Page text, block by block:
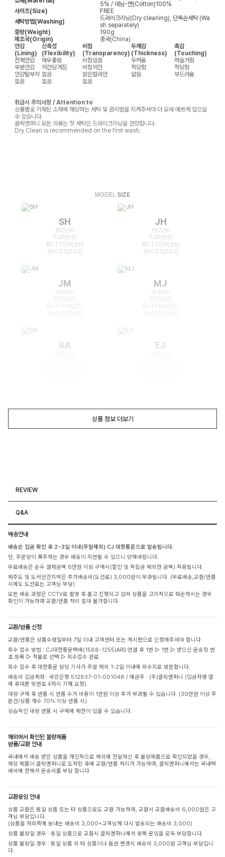
5% / 데님-면(Cotton)100%
사이즈(Size)
FREE
세탁방법(Washing)
드라이크리닝(Dry cleaning), 단독손세탁 (Wa
sh separately)
중량(Weight)
190g
제조국(Origin)
중국(China)
안감
(Lining)
신축성
(Flexibility)
비침
(Transparency)
두께감
(Thickness)
촉감
(Touching)
전체안감
매우좋음 비침있음 두꺼움
까슬거림
부분안감
약간당겨짐 비침약간 적당함
적당함
안감탈부착 없음 밝은칼라만 얇음
부드러움
없음
없음 없음
취급시 주의사항 / Attention to
상품별로 기재된 소재에 해당하는 세탁 및 관리법을 지켜주셔야 더 오래 예쁘게 입으실
수 있습니다.
클릭앤퍼니 모든 의류는 첫 세탁은 드라이크리닝을 권장합니다.
Dry Clean is recommended on the first wash.
MODEL SIZE
SH
163cm
TOP(55)
BOTTOM(26)
SHOES(240)
JH
167cm
TOP(55)
BOTTOM(26)
SHOES(240)
JM
166cm
TOP(55)
BOTTOM(25)
MJ
164cm
TOP(55)
BOTTOM(26)
SA EJ
상품 정보 더보기
REVIEW
Q&A
배송안내
배송은 입금 확인 후 2~3일 이내(주말제외) CJ 대한통운으로 발송됩니다.
단, 주문량이 폭주하는 경우 배송이 지연될 수 있으니 양해바랍니다.
무료배송은 순수 결제금액 6만원 이상 구매시(할인 및 적립금 제외한 금액) 적용됩니다.
제주도 및 도서산간지역은 추가배송비(도선료) 3,000원이 부과됩니다. (무료배송,교환/반품
시에도 도선료는 고객님 부담)
모든 배송 과정은 CCTV로 촬영 후 출고 진행되고 있어 상품을 고의적으로 훼손하시는 경우
확인이 가능하며 교환/반품 처리 절대 불가합니다.
교환/반품 신청
교환/반품은 상품수령일부터 7일 이내 고객센터 또는 게시판으로 신청해주셔야 합니다.
회수 접수 방법 : CJ대한통운택배(1588-1255)ARS 연결 후 1번 ▷ 1번 ▷ 받으신 운송장 번
호 등록 ▷ 착불로 선택 ▷ 회수접수 완료
회수 접수 후 대한통운 담당 기사가 주말 제외 1-2일 이내에 회수지로 방문합니다.
배송비 입금계좌 : 국민은행 512637-01-001048 / 예금주 : (주)클릭앤퍼니 (입금자명 옆
에 휴대폰 뒷번호 4자리 기재 요청)
대량 구매 후 반품 시 반품 수거 비용이 1만원 이상 추가 부과될 수 있습니다. (30만원 이상 주
문건/상품 개수 70% 이상 반품 시)
상습적인 대량 반품 시 구매에 제한이 있을 수 있습니다.
해외에서 확인된 불량제품
반품/교환 안내
국내에서 배송 받은 상품을 개인적으로 해외에 전달하신 후 불량제품으로 확인되었을 경우,
해당 제품이 클릭앤퍼니로 도착된 후에 교환/반품 처리가 가능하며, 클릭앤퍼니에서는 국내택
배비에 한해서 운송비를 부담 합니다
교환운임 안내
상품 교환은 동일 상품 또는 타 상품으로도 교환 가능하며, 교환시 교환배송비 6,000원은 고
객님 부담입니다.
(상품을 저희쪽에 보내는 배송비 3,000+고객님께 다시 발송되는 배송비 3,000)
상품 불량일 경우 : 동일 상품으로 교환시 클릭앤퍼니에서 왕복 운임을 모두 부담합니다.
상품 불량일 경우 : 동일 상품 외 타 상품이나 옵션 변경시 배송비 3,000원 고객님 부담입니
다.